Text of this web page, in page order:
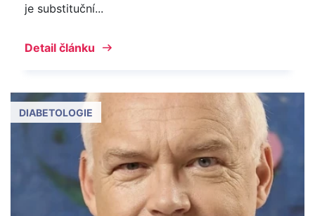
je substituční...
Detail článku
DIABETOLOGIE